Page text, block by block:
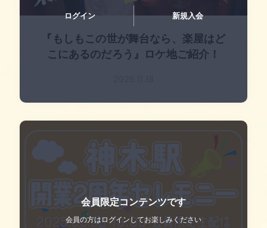
『もしもこの世が舞台なら、楽屋はど
こにあるのだろう』ロケ地ご紹介！
ログイン 新規入会
会員限定コンテンツです
会員の方はログインしてお楽しみください